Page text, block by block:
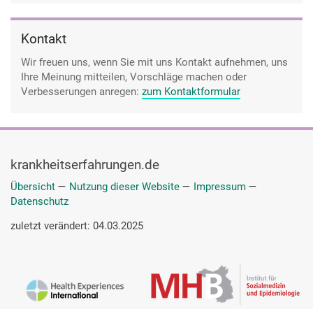
Kontakt
Wir freuen uns, wenn Sie mit uns Kontakt aufnehmen, uns
Ihre Meinung mitteilen, Vorschläge machen oder
Verbesserungen anregen: zum Kontaktformular
krankheitserfahrungen.de
Übersicht — Nutzung dieser Website — Impressum —
Datenschutz
zuletzt verändert: 04.03.2025